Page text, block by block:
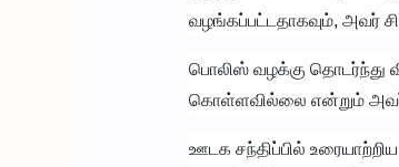
வழங்கப்பட்டதாகவும், அவர்
பொலிஸ் வழக்கு தொடர்ந்து
கொள்ளவில்லை என்றும் அவர்
ஊடக சந்திப்பில்